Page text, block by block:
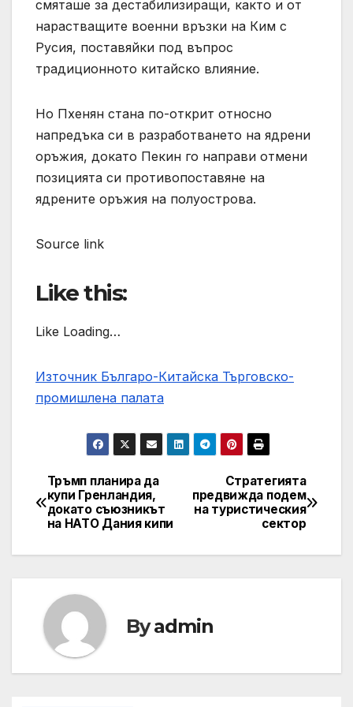
смяташе за дестабилизиращи, както и от
нарастващите военни връзки на Ким с
Русия, поставяйки под въпрос
традиционното китайско влияние.
Но Пхенян стана по-открит относно
напредъка си в разработването на ядрени
оръжия, докато Пекин го направи отмени
позицията си противопоставяне на
ядрените оръжия на полуострова.
Source link
Like this:
Like Loading…
Източник Българо-Китайска Търговско-
промишлена палaта
Навигация
Стратегията
предвижда подем
на туристическия
сектор
Тръмп планира да
купи Гренландия,
докато съюзникът
на НАТО Дания кипи
Byadmin